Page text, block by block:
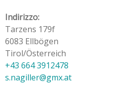
Indirizzo:
Tarzens 179f
6083 Ellbögen
Tirol/Österreich
+43 664 3912478
s.nagiller@gmx.at